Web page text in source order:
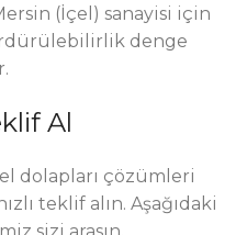
(İçel) sanayisi için
denge
Al
dolapları çözümleri
teklif alın. Aşağıdaki